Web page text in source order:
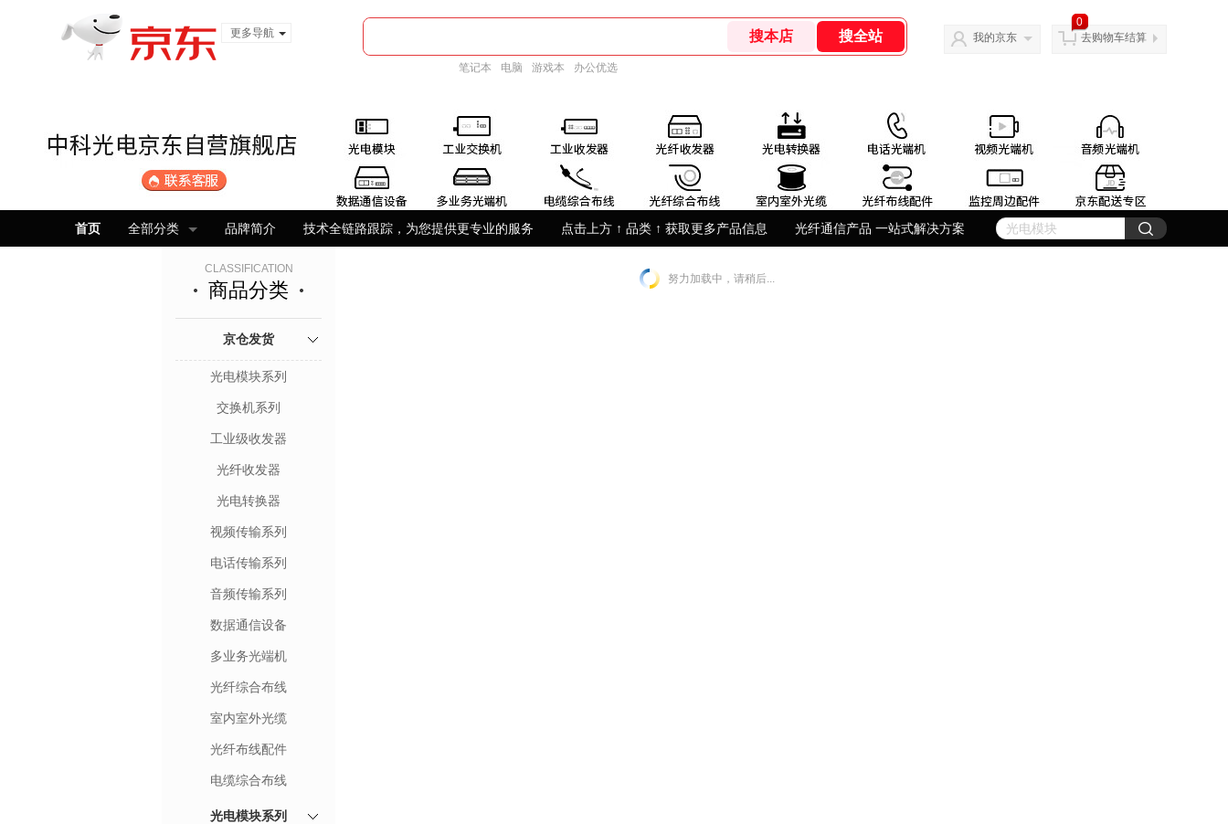
更多导航
笔记本 电脑 游戏本 办公优选
我的京东
0
去购物车结算
首页 全部分类 品牌简介 技术全链路跟踪，为您提供更专业的服务 点击上方 ↑ 品类 ↑ 获取更多产品信息 光纤通信产品 一站式解决方案
CLASSIFICATION
商品分类
京仓发货
光电模块系列
交换机系列
工业级收发器
光纤收发器
光电转换器
视频传输系列
电话传输系列
音频传输系列
数据通信设备
多业务光端机
光纤综合布线
室内室外光缆
光纤布线配件
电缆综合布线
光电模块系列
努力加载中，请稍后...